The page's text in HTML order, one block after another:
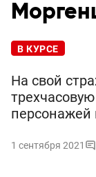
В КУРСЕ
На свой
1 сентября 2021